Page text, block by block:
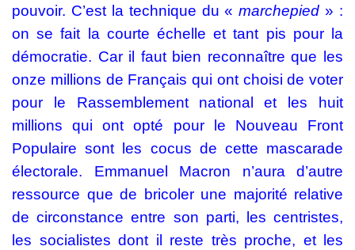
pouvoir. C’est la technique du « marchepied » :
on se fait la courte échelle et tant pis pour la
démocratie. Car il faut bien reconnaître que les
onze millions de Français qui ont choisi de voter
pour le Rassemblement national et les huit
millions qui ont opté pour le Nouveau Front
Populaire sont les cocus de cette mascarade
électorale. Emmanuel Macron n’aura d’autre
ressource que de bricoler une majorité relative
de circonstance entre son parti, les centristes,
les socialistes dont il reste très proche, et les